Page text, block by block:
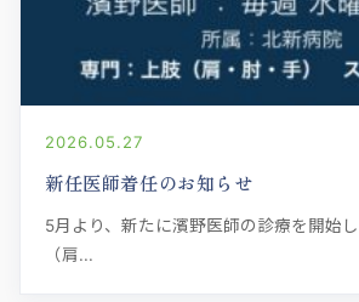
2026.05.27
新任医師着任のお知らせ
5月より、新たに濱野医師の診療を開始
（肩...